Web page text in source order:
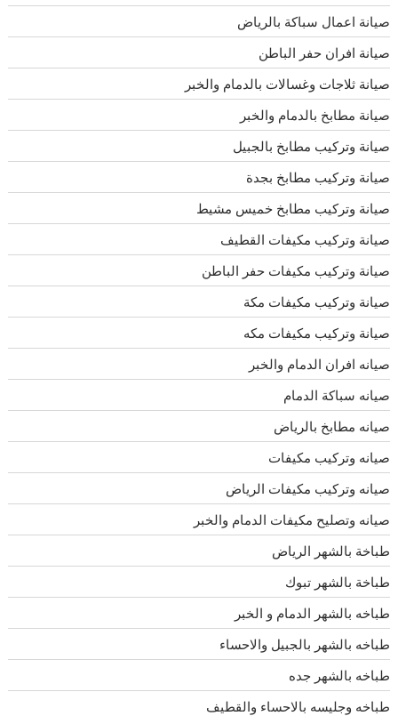
صيانة اعمال سباكة بالرياض
صيانة افران حفر الباطن
صيانة ثلاجات وغسالات بالدمام والخبر
صيانة مطابخ بالدمام والخبر
صيانة وتركيب مطابخ بالجبيل
صيانة وتركيب مطابخ بجدة
صيانة وتركيب مطابخ خميس مشيط
صيانة وتركيب مكيفات القطيف
صيانة وتركيب مكيفات حفر الباطن
صيانة وتركيب مكيفات مكة
صيانة وتركيب مكيفات مكه
صيانه افران الدمام والخبر
صيانه سباكة الدمام
صيانه مطابخ بالرياض
صيانه وتركيب مكيفات
صيانه وتركيب مكيفات الرياض
صيانه وتصليح مكيفات الدمام والخبر
طباخة بالشهر الرياض
طباخة بالشهر تبوك
طباخه بالشهر الدمام و الخبر
طباخه بالشهر بالجبيل والاحساء
طباخه بالشهر جده
طباخه وجليسه بالاحساء والقطيف